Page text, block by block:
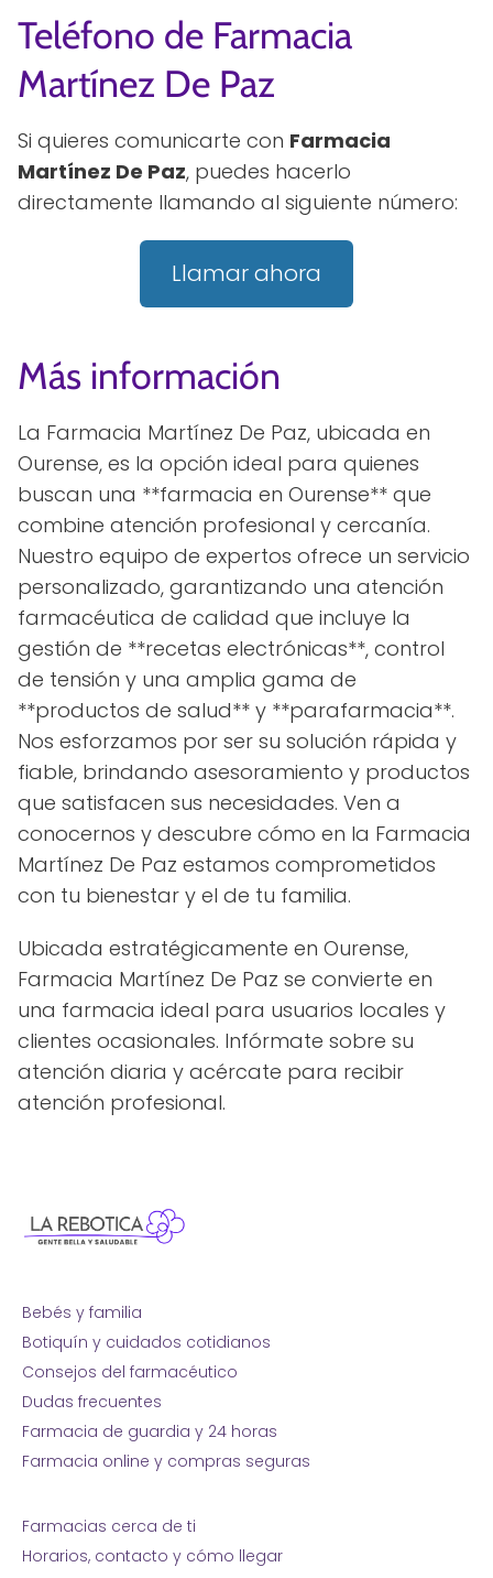
Teléfono de Farmacia
Martínez De Paz
Si quieres comunicarte con Farmacia
Martínez De Paz, puedes hacerlo
directamente llamando al siguiente número:
Llamar ahora
Más información
La Farmacia Martínez De Paz, ubicada en
Ourense, es la opción ideal para quienes
buscan una **farmacia en Ourense** que
combine atención profesional y cercanía.
Nuestro equipo de expertos ofrece un servicio
personalizado, garantizando una atención
farmacéutica de calidad que incluye la
gestión de **recetas electrónicas**, control
de tensión y una amplia gama de
**productos de salud** y **parafarmacia**.
Nos esforzamos por ser su solución rápida y
fiable, brindando asesoramiento y productos
que satisfacen sus necesidades. Ven a
conocernos y descubre cómo en la Farmacia
Martínez De Paz estamos comprometidos
con tu bienestar y el de tu familia.
Ubicada estratégicamente en Ourense,
Farmacia Martínez De Paz se convierte en
una farmacia ideal para usuarios locales y
clientes ocasionales. Infórmate sobre su
atención diaria y acércate para recibir
atención profesional.
Bebés y familia
Botiquín y cuidados cotidianos
Consejos del farmacéutico
Dudas frecuentes
Farmacia de guardia y 24 horas
Farmacia online y compras seguras
Farmacias cerca de ti
Horarios, contacto y cómo llegar